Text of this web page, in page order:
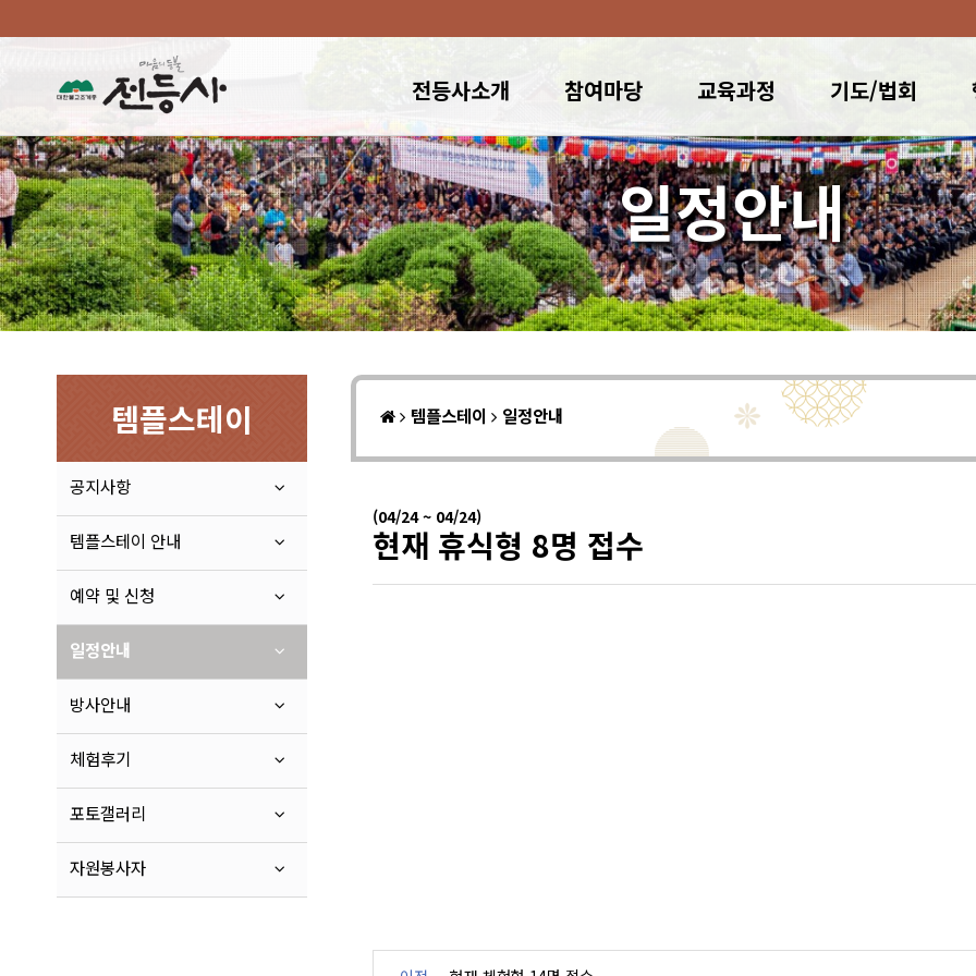
전등사소개 참여마당 교육과정 기도/법회
일정안내
템플스테이
공지사항
템플스테이 안내
예약 및 신청
일정안내
방사안내
체험후기
포토갤러리
자원봉사자
템플스테이 일정안내
(04/24 ~ 04/24)
현재 휴식형 8명 접수